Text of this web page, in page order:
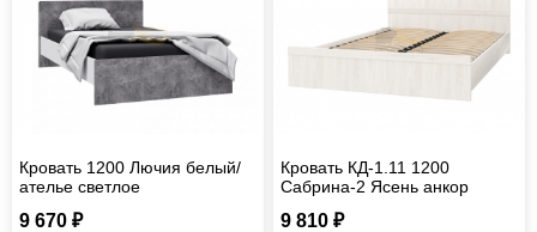
Кровать 1200 Лючия белый/
ателье светлое
9 670 ₽
Кровать КД-1.11 1200
Сабрина-2 Ясень анкор
9 810 ₽